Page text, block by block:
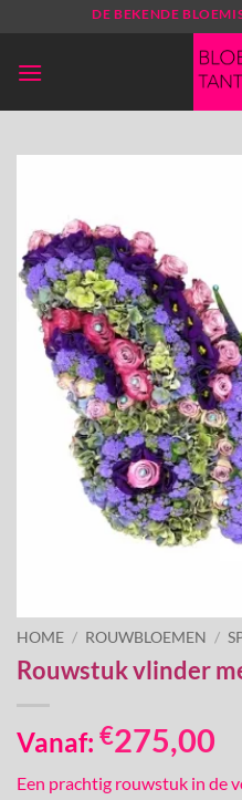
inhoud
DE BEKENDE
HOME / ROUWBLOEMEN /
Rouwstuk vlinder
Vanaf: €275,00
Een prachtig rouwstuk in de